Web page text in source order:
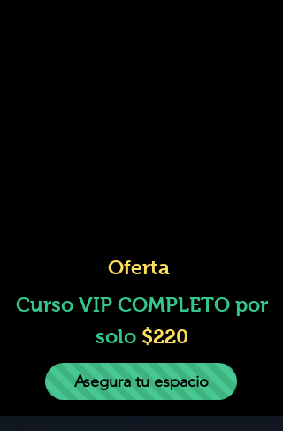
Oferta
Curso VIP COMPLETO por
solo $220
Asegura tu espacio